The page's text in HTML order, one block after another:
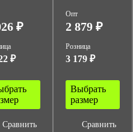
₽
₽
Сравнить
Опт
2 879 ₽
Розница
3 179 ₽
Выбрать
размер
Сравнить